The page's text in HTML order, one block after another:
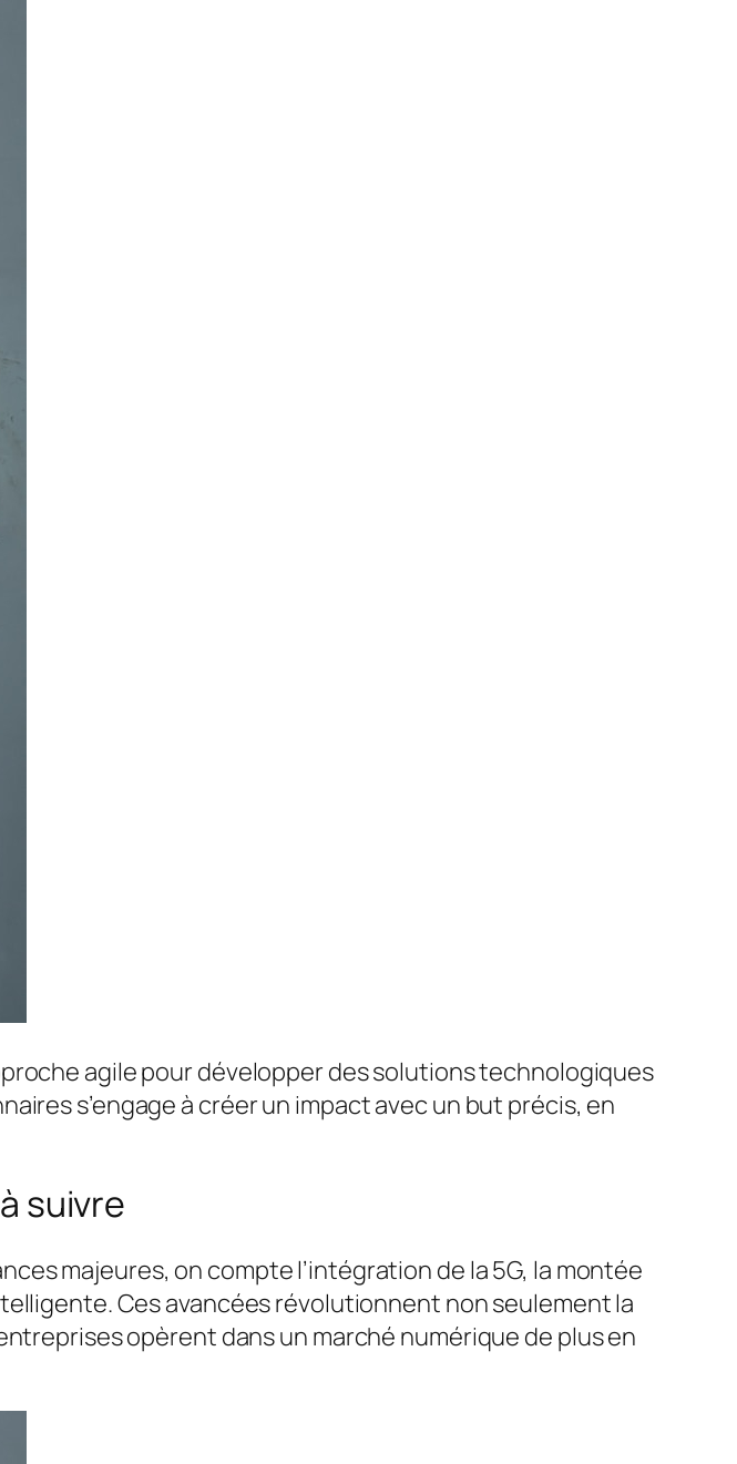
agile pour développer des solutions technologiques
s’engage à créer un impact avec un but précis, en
à suivre
majeures, on compte l’intégration de la 5G, la montée
Ces avancées révolutionnent non seulement la
opèrent dans un marché numérique de plus en